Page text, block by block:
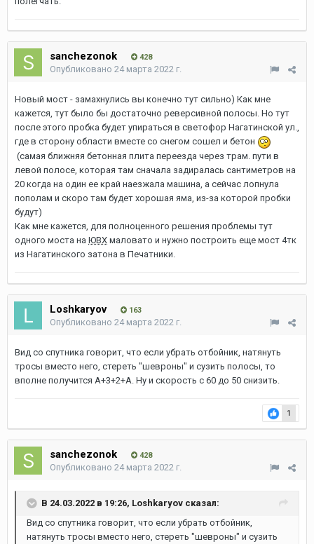
sanchezonok 428
Опубликовано 24 марта 2022 г.
Новый мост - замахнулись вы конечно тут сильно) Как мне
кажется, тут было бы достаточно реверсивной полосы. Но тут
после этого пробка будет упираться в светофор Нагатинской ул.,
где в сторону области вместе со снегом сошел и бетон
(самая ближняя бетонная плита переезда через трам. пути в
левой полосе, которая там сначала задиралась сантиметров на
20 когда на один ее край наезжала машина, а сейчас лопнула
пополам и скоро там будет хорошая яма, из-за которой пробки
будут)
Как мне кажется, для полноценного решения проблемы тут
одного моста на ЮВХ маловато и нужно построить еще мост 4тк
из Нагатинского затона в Печатники.
Loshkaryov 163
Опубликовано 24 марта 2022 г.
Вид со спутника говорит, что если убрать отбойник, натянуть
тросы вместо него, стереть "шевроны" и сузить полосы, то
вполне получится А+3+2+А. Ну и скорость с 60 до 50 снизить.
1
sanchezonok 428
Опубликовано 24 марта 2022 г.
В 24.03.2022 в 19:26, Loshkaryov сказал:
Вид со спутника говорит, что если убрать отбойник,
натянуть тросы вместо него, стереть "шевроны" и сузить